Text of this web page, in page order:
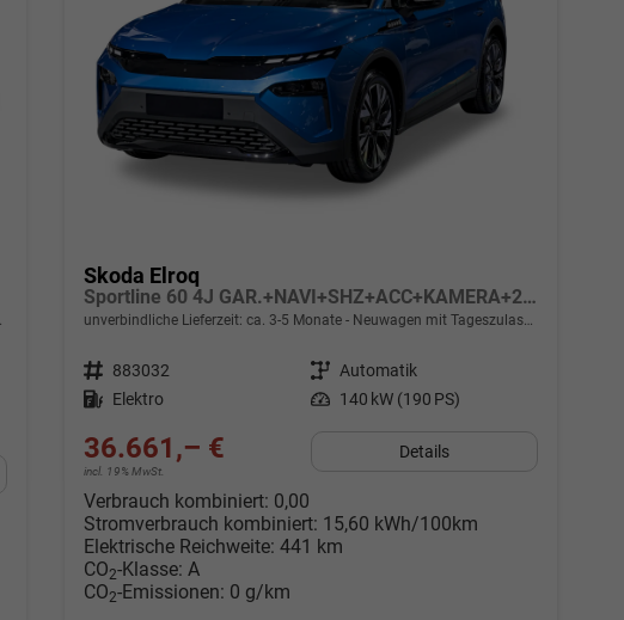
Skoda Elroq
Sportline 60 4J GAR.+NAVI+SHZ+ACC+KAMERA+20" ALU
unverbindliche Lieferzeit: ca. 3-5 Monate Neuwagen mit Tageszulassung
Fahrzeugnr. 883032 Getriebe Automatik
Kraftstoff Elektro Leistung 140 kW (190 PS)
36.661,– €
incl. 19% MwSt.
Details
Verbrauch kombiniert: 0,00
Stromverbrauch kombiniert: 15,60 kWh/100km
Elektrische Reichweite: 441 km
CO2-Klasse: A
CO2-Emissionen: 0 g/km